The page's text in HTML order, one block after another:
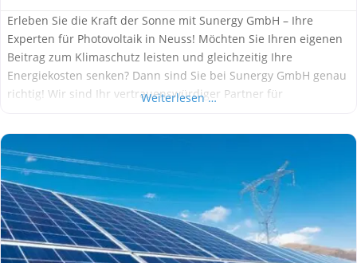
Erleben Sie die Kraft der Sonne mit Sunergy GmbH – Ihre
Experten für Photovoltaik in Neuss! Möchten Sie Ihren eigenen
Beitrag zum Klimaschutz leisten und gleichzeitig Ihre
Energiekosten senken? Dann sind Sie bei Sunergy GmbH genau
richtig! Wir sind Ihr vertrauenswürdiger Partner für
Fachwissen unterstützen wir Sie dabei,
Weiterlesen …